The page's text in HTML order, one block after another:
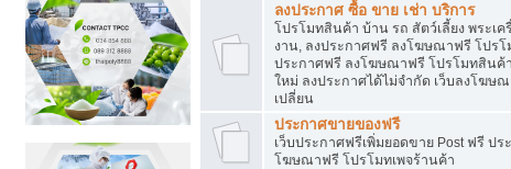
ลงประกาศ ซื้อ ขาย เช่า บริการ
โปรโมทสินค้า บ้าน รถ สัตว์เลี้ยง พระเค
งาน, ลงประกาศฟรี ลงโฆษณาฟรี โปร
ประกาศฟรี ลงโฆษณาฟรี โปรโมทสินค้
ใหม่ ลงประกาศได้ไม่จำกัด เว็บลงโฆ
เปลี่ยน
ประกาศขายของฟรี
เว็บประกาศฟรีเพิ่มยอดขาย Post ฟรี ป
โฆษณาฟรี โปรโมทเพจร้านค้า